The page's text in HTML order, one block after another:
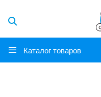
Каталог товаров